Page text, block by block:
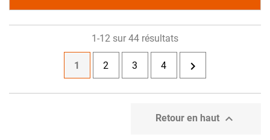
1-12 sur 44 résultats
1 2 3 4 
Retour en haut 